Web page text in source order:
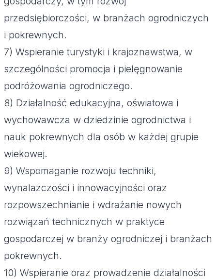
przedsiębiorczości, w branżach ogrodniczych
i pokrewnych.
7) Wspieranie turystyki i krajoznawstwa, w
szczególności promocja i pielęgnowanie
podróżowania ogrodniczego.
8) Działalność edukacyjna, oświatowa i
wychowawcza w dziedzinie ogrodnictwa i
nauk pokrewnych dla osób w każdej grupie
wiekowej.
9) Wspomaganie rozwoju techniki,
wynalazczości i innowacyjności oraz
rozpowszechnianie i wdrażanie nowych
rozwiązań technicznych w praktyce
gospodarczej w branży ogrodniczej i branżach
pokrewnych.
10) Wspieranie oraz prowadzenie działalności